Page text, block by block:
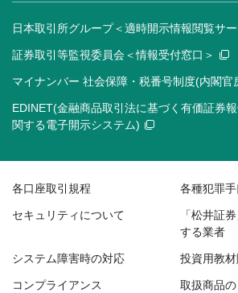
日本取引所グループ＜適時開示情報閲覧サー
証券取引等監視委員会＜情報受付窓口＞
マイナンバー 社会保障・税番号制度(内閣官
EDINET(金融商品取引法に基づく有価証券
関する電子開示システム)
各口座取引規程 各種犯罪
セキュリティについて
「松井証
する業者
システム障害時の対応 投資用教
コンプライアンス
取扱商品